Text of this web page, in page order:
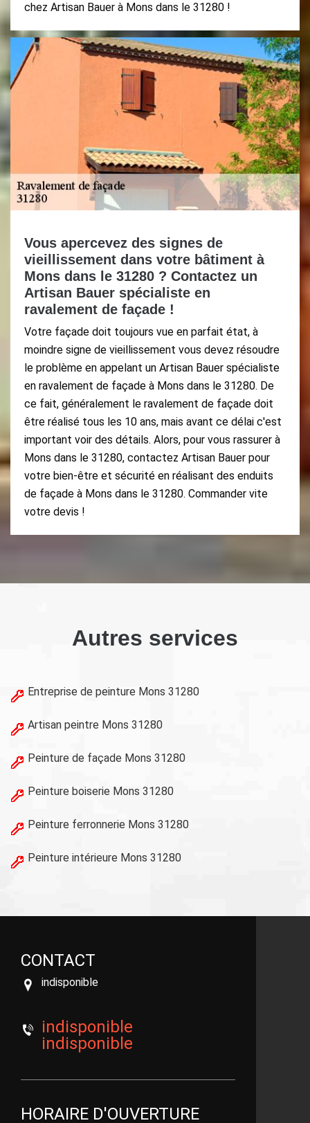
chez Artisan Bauer à Mons dans le 31280 !
Vous apercevez des signes de
vieillissement dans votre bâtiment à
Mons dans le 31280 ? Contactez un
Artisan Bauer spécialiste en
ravalement de façade !
Votre façade doit toujours vue en parfait état, à
moindre signe de vieillissement vous devez résoudre
le problème en appelant un Artisan Bauer spécialiste
en ravalement de façade à Mons dans le 31280. De
ce fait, généralement le ravalement de façade doit
être réalisé tous les 10 ans, mais avant ce délai c'est
important voir des détails. Alors, pour vous rassurer à
Mons dans le 31280, contactez Artisan Bauer pour
votre bien-être et sécurité en réalisant des enduits
de façade à Mons dans le 31280. Commander vite
votre devis !
Autres services
Entreprise de peinture Mons 31280
Artisan peintre Mons 31280
Peinture de façade Mons 31280
Peinture boiserie Mons 31280
Peinture ferronnerie Mons 31280
Peinture intérieure Mons 31280
CONTACT
indisponible
indisponible
indisponible
HORAIRE D'OUVERTURE